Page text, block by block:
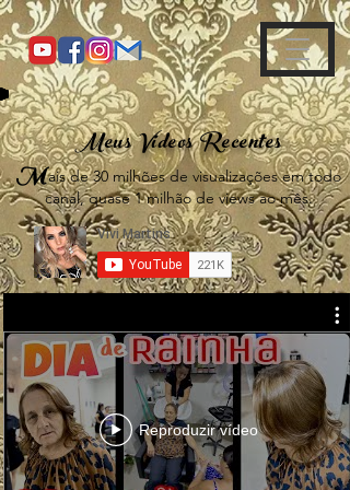
Meus Videos Recentes
Mais de 30 milhões de visualizações em todo
canal, quase 1 milhão de views ao mês.
Reproduzir vídeo